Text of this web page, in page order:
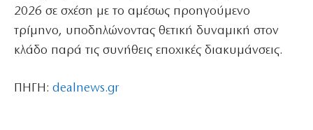
2026 σε σχέση με το αμέσως προηγούμενο
τρίμηνο, υποδηλώνοντας θετική δυναμική στον
κλάδο παρά τις συνήθεις εποχικές διακυμάνσεις.
ΠΗΓΗ: dealnews.gr